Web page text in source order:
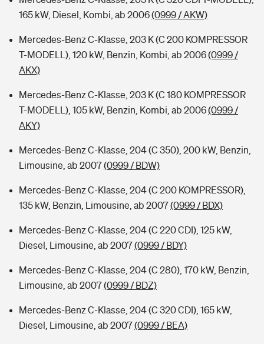
165 kW, Diesel, Kombi, ab 2006(0999 / AKW)
Mercedes-Benz C-Klasse, 203 K (C 200 KOMPRESSOR
T-MODELL), 120 kW, Benzin, Kombi, ab 2006(0999 /
AKX)
Mercedes-Benz C-Klasse, 203 K (C 180 KOMPRESSOR
T-MODELL), 105 kW, Benzin, Kombi, ab 2006(0999 /
AKY)
Mercedes-Benz C-Klasse, 204 (C 350), 200 kW, Benzin,
Limousine, ab 2007(0999 / BDW)
Mercedes-Benz C-Klasse, 204 (C 200 KOMPRESSOR),
135 kW, Benzin, Limousine, ab 2007(0999 / BDX)
Mercedes-Benz C-Klasse, 204 (C 220 CDI), 125 kW,
Diesel, Limousine, ab 2007(0999 / BDY)
Mercedes-Benz C-Klasse, 204 (C 280), 170 kW, Benzin,
Limousine, ab 2007(0999 / BDZ)
Mercedes-Benz C-Klasse, 204 (C 320 CDI), 165 kW,
Diesel, Limousine, ab 2007(0999 / BEA)